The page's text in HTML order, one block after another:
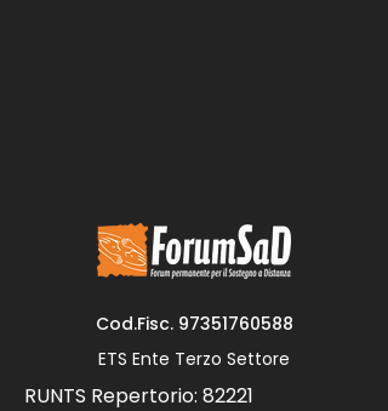
Cod.Fisc. 97351760588
ETS Ente Terzo Settore
RUNTS Repertorio: 82221